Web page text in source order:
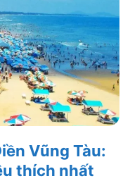
Vũng Tàu:
thích nhất